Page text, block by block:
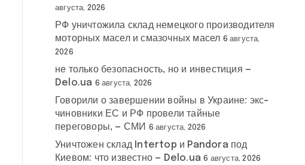
августа, 2026
РФ уничтожила склад немецкого производителя
моторных масел и смазочных масел 6 августа,
2026
не только безопасность, но и инвестиция —
Delo.ua 6 августа, 2026
Говорили о завершении войны в Украине: экс-
чиновники ЕС и РФ провели тайные
переговоры, — СМИ
6 августа, 2026
Уничтожен склад Intertop и Pandora под
Киевом: что известно — Delo.ua 6 августа, 2026